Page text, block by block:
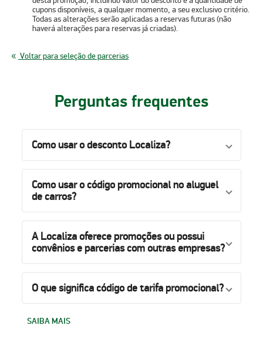
cupons disponíveis, a qualquer momento, a seu exclusivo critério.
Todas as alterações serão aplicadas a reservas futuras (não
haverá alterações para reservas já criadas).
Voltar para seleção de parcerias
Perguntas frequentes
Como usar o desconto Localiza?
Como usar o código promocional no aluguel
de carros?
A Localiza oferece promoções ou possui
convênios e parcerias com outras empresas?
O que significa código de tarifa promocional?
SAIBA MAIS